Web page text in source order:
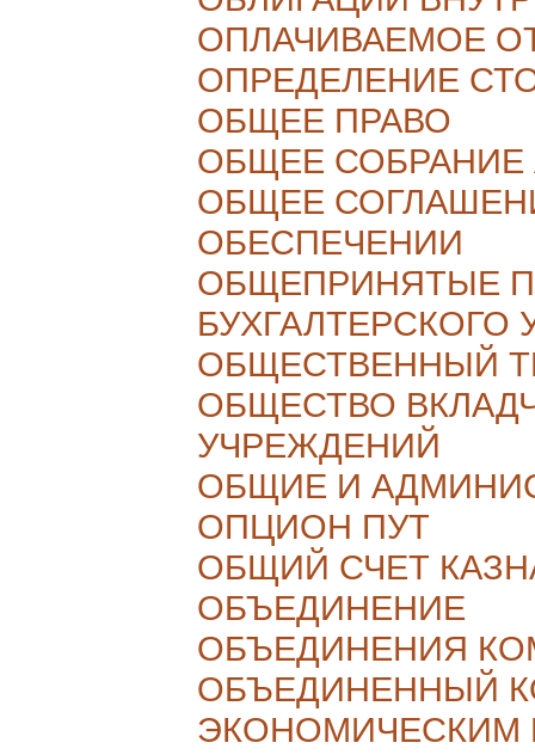
ОПЛАЧИВАЕМОЕ
ОПРЕДЕЛЕНИЕ
ОБЩЕЕ ПРАВО
ОБЩЕЕ СОБРАНИЕ
ОБЩЕЕ
ОБЕСПЕЧЕНИИ
ОБЩЕПРИНЯТЫЕ
БУХГАЛТЕРСКОГО
ОБЩЕСТВЕННЫЙ
ОБЩЕСТВО
УЧРЕЖДЕНИЙ
ОБЩИЕ И
ОПЦИОН ПУТ
ОБЩИЙ СЧЕТ
ОБЪЕДИНЕНИЕ
ОБЪЕДИНЕНИЯ
ОБЪЕДИНЕННЫЙ
ЭКОНОМИЧЕСКИМ